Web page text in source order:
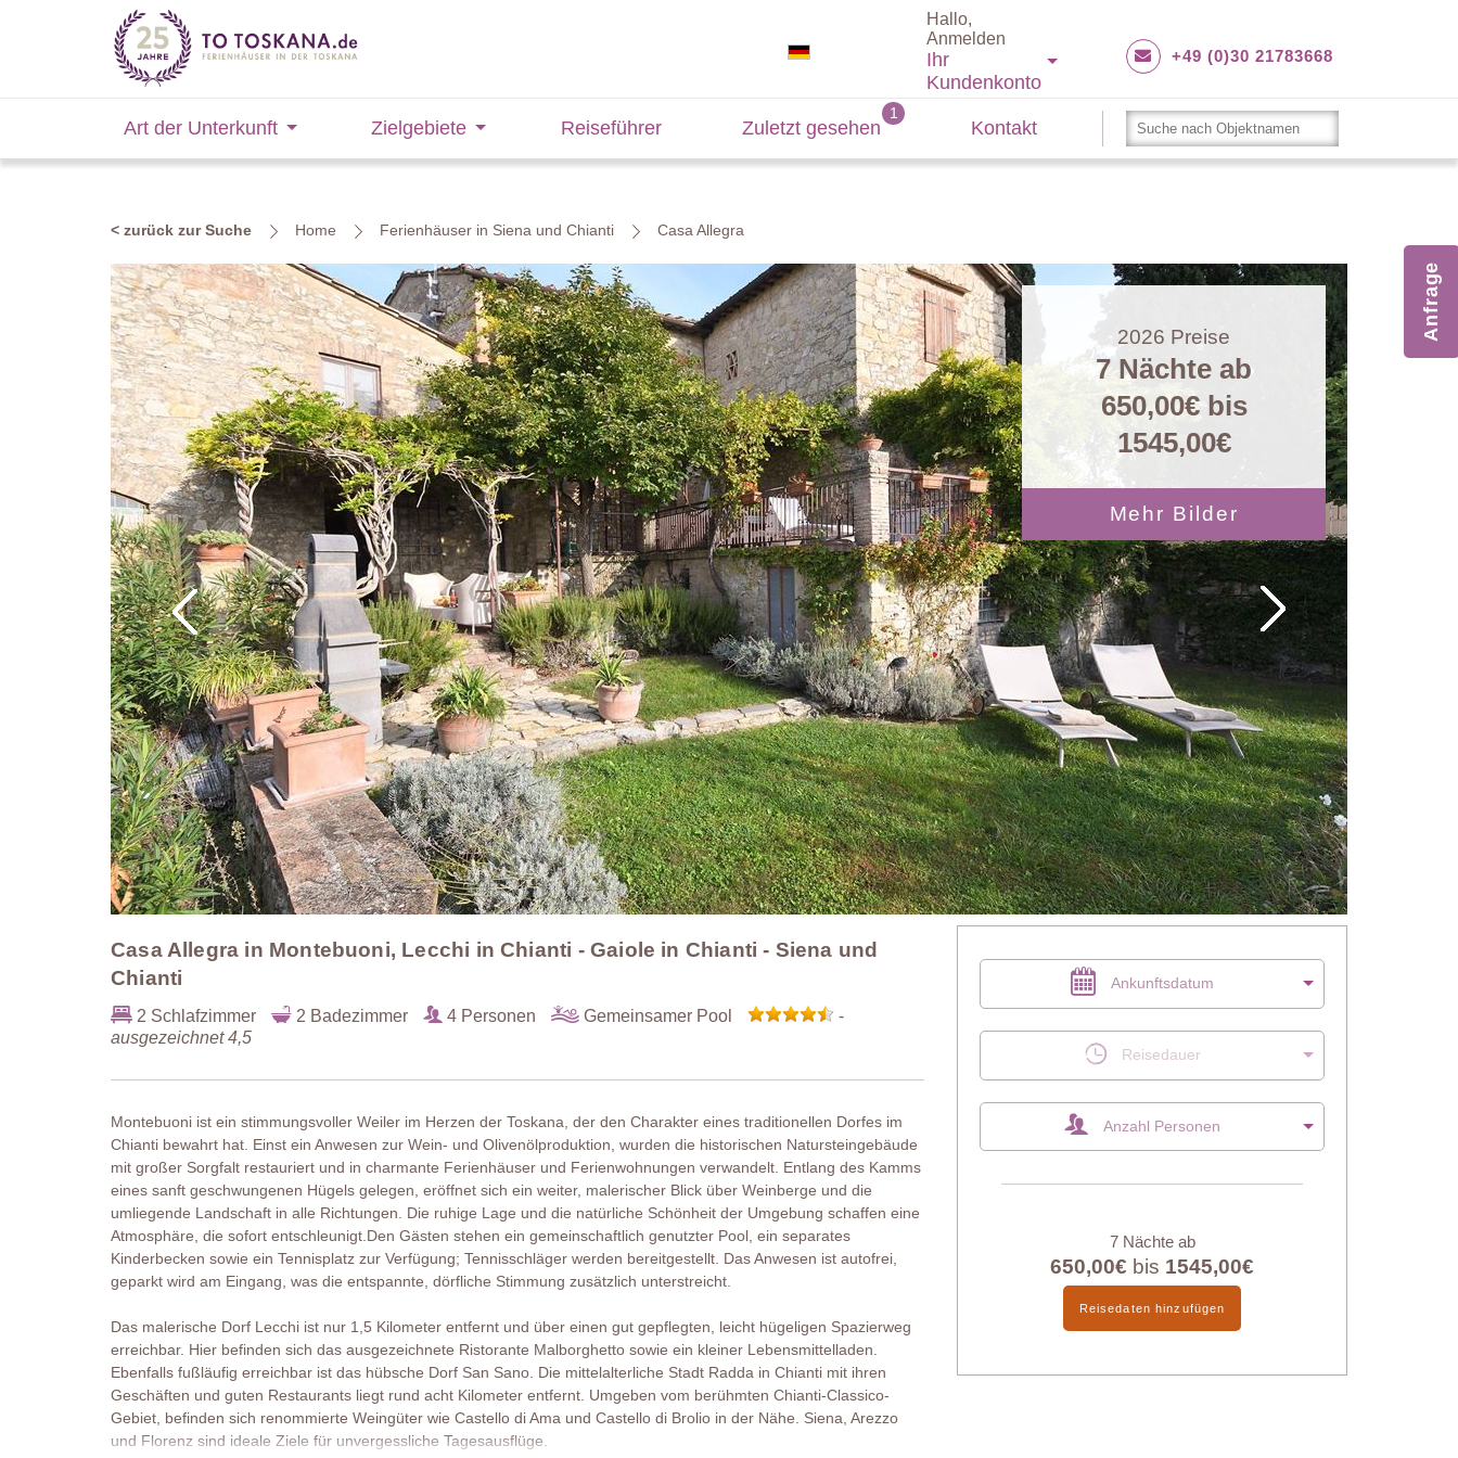
Hallo,
Anmelden
Ihr
Kundenkonto
+49 (0)30 21783668
Art der Unterkunft Zielgebiete Reiseführer Zuletzt gesehen Kontakt
< zurück zur Suche Home Ferienhäuser in Siena und Chianti Casa Allegra
2026 Preise
7 Nächte ab
650,00€bis
1545,00€
Mehr Bilder
Casa Allegra in Montebuoni, Lecchi in Chianti - Gaiole in Chianti - Siena und
Chianti
2 Schlafzimmer 2 Badezimmer 4 Personen Gemeinsamer Pool
-
ausgezeichnet 4,5
Montebuoni ist ein stimmungsvoller Weiler im Herzen der Toskana, der den Charakter eines traditionellen Dorfes im
Chianti bewahrt hat. Einst ein Anwesen zur Wein- und Olivenölproduktion, wurden die historischen Natursteingebäude
mit großer Sorgfalt restauriert und in charmante Ferienhäuser und Ferienwohnungen verwandelt. Entlang des Kamms
eines sanft geschwungenen Hügels gelegen, eröffnet sich ein weiter, malerischer Blick über Weinberge und die
umliegende Landschaft in alle Richtungen. Die ruhige Lage und die natürliche Schönheit der Umgebung schaffen eine
Atmosphäre, die sofort entschleunigt.Den Gästen stehen ein gemeinschaftlich genutzter Pool, ein separates
Kinderbecken sowie ein Tennisplatz zur Verfügung; Tennisschläger werden bereitgestellt. Das Anwesen ist autofrei,
geparkt wird am Eingang, was die entspannte, dörfliche Stimmung zusätzlich unterstreicht.
Das malerische Dorf Lecchi ist nur 1,5 Kilometer entfernt und über einen gut gepflegten, leicht hügeligen Spazierweg
erreichbar. Hier befinden sich das ausgezeichnete Ristorante Malborghetto sowie ein kleiner Lebensmittelladen.
Ebenfalls fußläufig erreichbar ist das hübsche Dorf San Sano. Die mittelalterliche Stadt Radda in Chianti mit ihren
Geschäften und guten Restaurants liegt rund acht Kilometer entfernt. Umgeben vom berühmten Chianti-Classico-
Gebiet, befinden sich renommierte Weingüter wie Castello di Ama und Castello di Brolio in der Nähe. Siena, Arezzo
und Florenz sind ideale Ziele für unvergessliche Tagesausflüge.
Ankunftsdatum
Reisedauer
Anzahl Personen
7 Nächte ab
650,00€ bis 1545,00€
Reisedaten hinzufügen
Anfrage